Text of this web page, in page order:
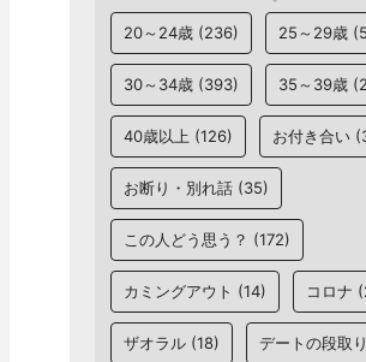
20～24歳 (236) 25～29歳
30～34歳 (393) 35～39歳
40歳以上 (126) お付き合い
お断り・別れ話 (35)
この人どう思う？ (172)
カミングアウト (14) コロナ
ザオラル (18) デートの段取り